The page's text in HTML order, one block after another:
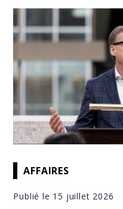
AFFAIRES
Publié le 15 juillet 2026